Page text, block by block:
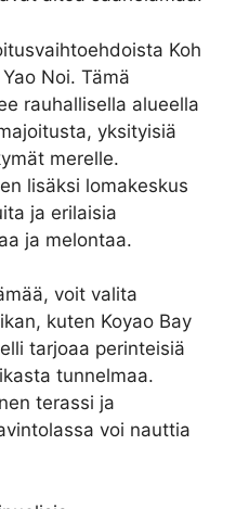
Koh
Noi. Tämä
rauhallisella alueella
yksityisiä
merelle.
lisäksi lomakeskus
ja erilaisia
ja melontaa.
voit valita
kuten Koyao Bay
tarjoaa perinteisiä
tunnelmaa.
terassi ja
voi nauttia